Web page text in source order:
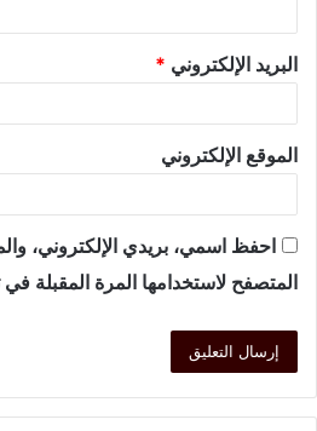
البريد الإلكتروني *
الموقع الإلكتروني
احفظ اسمي، بريدي الإلكتروني،
المتصفح لاستخدامها المرة المقبلة